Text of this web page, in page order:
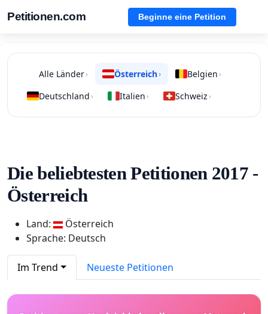
Petitionen.com Beginne eine Petition
Alle Länder› Österreich› Belgien ›
Deutschland › Italien › Schweiz ›
Die beliebtesten Petitionen 2017 -
Österreich
Land:
Österreich
Sprache: Deutsch
Im Trend Neueste Petitionen